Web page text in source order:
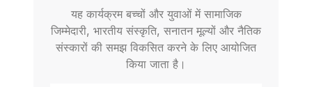
यह कार्यक्रम बच्चों और युवाओं में सामाजिक
जिम्मेदारी, भारतीय संस्कृति, सनातन मूल्यों और नैतिक
संस्कारों की समझ विकसित करने के लिए आयोजित
किया जाता है।